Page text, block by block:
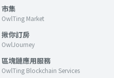
市集
OwlTing Market
揪你訂房
OwlJourney
區塊鏈應用服務
OwlTing Blockchain Services